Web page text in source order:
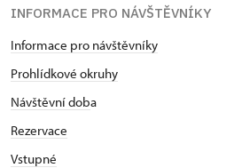
INFORMACE PRO NÁVŠTĚVNÍKY
Informace pro návštěvníky
Prohlídkové okruhy
Návštěvní doba
Rezervace
Vstupné